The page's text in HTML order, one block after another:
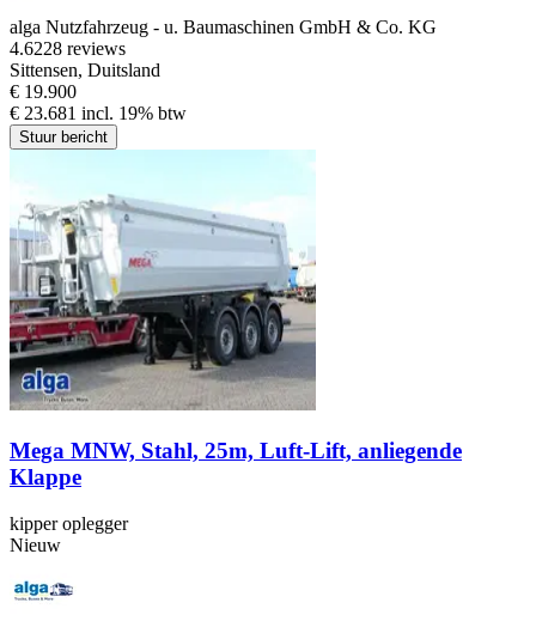
alga Nutzfahrzeug - u. Baumaschinen GmbH & Co. KG
4.6228 reviews
Sittensen, Duitsland
€ 19.900
€ 23.681 incl. 19% btw
Stuur bericht
Mega MNW, Stahl, 25m, Luft-Lift, anliegende
Klappe
kipper oplegger
Nieuw